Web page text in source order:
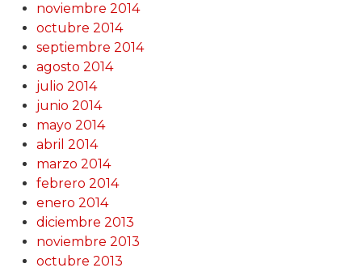
noviembre 2014
octubre 2014
septiembre 2014
agosto 2014
julio 2014
junio 2014
mayo 2014
abril 2014
marzo 2014
febrero 2014
enero 2014
diciembre 2013
noviembre 2013
octubre 2013